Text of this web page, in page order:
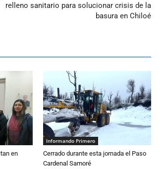
relleno sanitario para solucionar crisis de la
basura en Chiloé
en
Informando Primero
Cerrado durante esta jornada el Paso
Cardenal Samoré